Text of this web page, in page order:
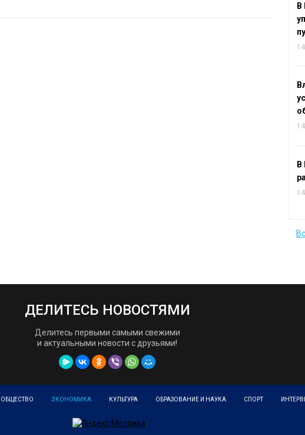
В
В
ДЕЛИТЕСЬ НОВОСТЯМИ
Делитесь первыми самыми свежими
и актуальными новости с друзьями!
ОБЩЕСТВО ЭКОНОМИКА КУЛЬТУРА ОБРАЗОВАНИЕ И НАУКА СПОРТ